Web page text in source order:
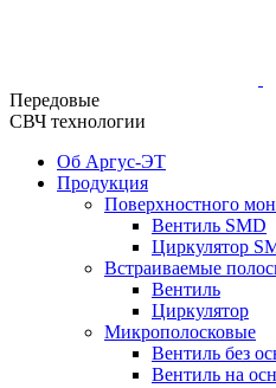
Передовые
СВЧ технологии
Об Аргус-ЭТ
Продукция
Поверхностного
Вентиль SMD
Циркулятор
Встраиваемые
Вентиль
Циркулятор
Микрополосковые
Вентиль без
Вентиль на